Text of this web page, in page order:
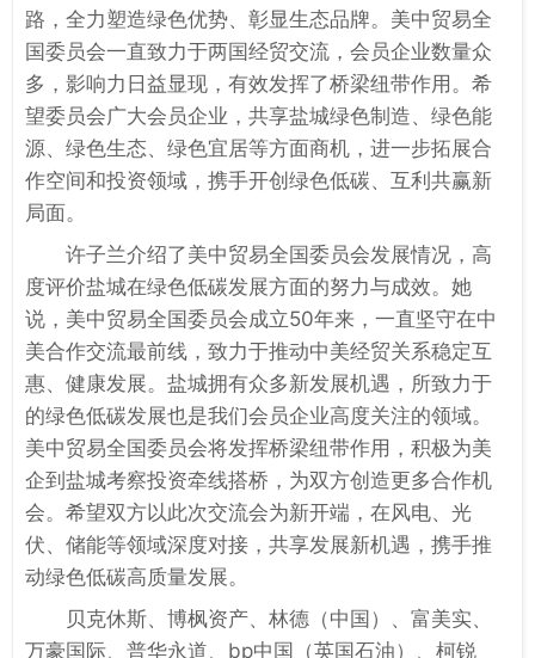
路，全力塑造绿色优势、彰显生态品牌。美中贸易全
国委员会一直致力于两国经贸交流，会员企业数量众
多，影响力日益显现，有效发挥了桥梁纽带作用。希
望委员会广大会员企业，共享盐城绿色制造、绿色能
源、绿色生态、绿色宜居等方面商机，进一步拓展合
作空间和投资领域，携手开创绿色低碳、互利共赢新
局面。
许子兰介绍了美中贸易全国委员会发展情况，高
度评价盐城在绿色低碳发展方面的努力与成效。她
说，美中贸易全国委员会成立50年来，一直坚守在中
美合作交流最前线，致力于推动中美经贸关系稳定互
惠、健康发展。盐城拥有众多新发展机遇，所致力于
的绿色低碳发展也是我们会员企业高度关注的领域。
美中贸易全国委员会将发挥桥梁纽带作用，积极为美
企到盐城考察投资牵线搭桥，为双方创造更多合作机
会。希望双方以此次交流会为新开端，在风电、光
伏、储能等领域深度对接，共享发展新机遇，携手推
动绿色低碳高质量发展。
贝克休斯、博枫资产、林德（中国）、富美实、
万豪国际、普华永道、bp中国（英国石油）、柯锐